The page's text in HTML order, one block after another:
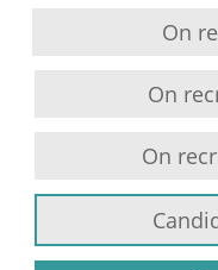
On
On
On